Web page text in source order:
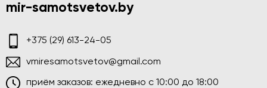
mir-samotsvetov.by
+375 (29) 613-24-05
vmiresamotsvetov@gmail.com
приём заказов: ежедневно c 10:00 до 18:00